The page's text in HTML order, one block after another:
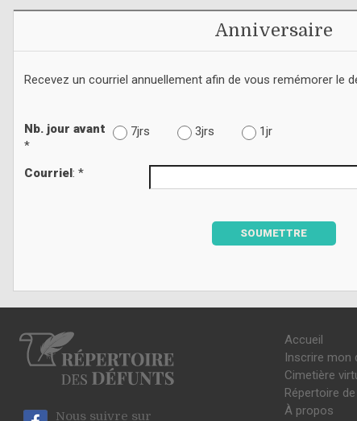
Anniversaire
Recevez un courriel annuellement afin de vous remémorer le
Nb. jour avant
*
7jrs 3jrs 1jr
Courriel: *
SOUMETTRE
Nous suivre sur
Accueil
Inscrire mon
Cimetière
Répertoire
À propos